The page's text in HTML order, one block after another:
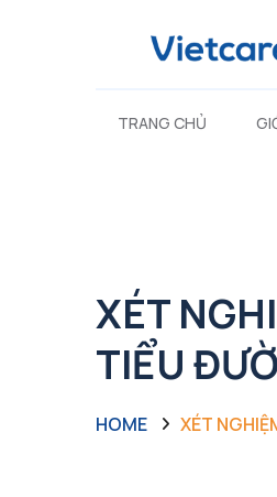
TRANG CHỦ
XÉT
TIỂU
HOME XÉT